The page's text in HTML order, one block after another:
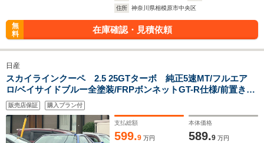
住所
神奈川県相模原市中央区
無
料
在庫確認・見積依頼
日産
スカイラインクーペ 2.5 25GTターボ 純正5速MT/フルエア
ロ/ベイサイドブルー全塗装/FRPボンネットGT-R仕様/前置き
IC/GReddy車高調/fujitsuboマフラー/社外3連メーター/GReddy
Multi Swiching System/社外ナビ/Bluetooth/地デジTV
販売店保証 購入プラン付
支払総額
599.9 万円
本体価格
589.9 万円